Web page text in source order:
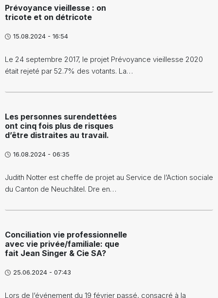
Prévoyance vieillesse : on
tricote et on détricote
15.08.2024 - 16:54
Le 24 septembre 2017, le projet Prévoyance vieillesse 2020
était rejeté par 52.7% des votants. La…
Les personnes surendettées
ont cinq fois plus de risques
d’être distraites au travail.
16.08.2024 - 06:35
Judith Notter est cheffe de projet au Service de l’Action sociale
du Canton de Neuchâtel. Dre en…
Conciliation vie professionnelle
avec vie privée/familiale: que
fait Jean Singer & Cie SA?
25.06.2024 - 07:43
Lors de l’événement du 19 février passé, consacré à la